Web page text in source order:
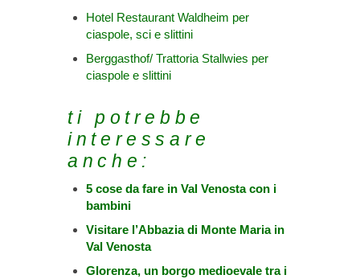
Hotel Restaurant Waldheim per
ciaspole, sci e slittini
Berggasthof/ Trattoria Stallwies per
ciaspole e slittini
ti potrebbe
interessare
anche:
5 cose da fare in Val Venosta con i
bambini
Visitare l’Abbazia di Monte Maria in
Val Venosta
Glorenza, un borgo medioevale tra i